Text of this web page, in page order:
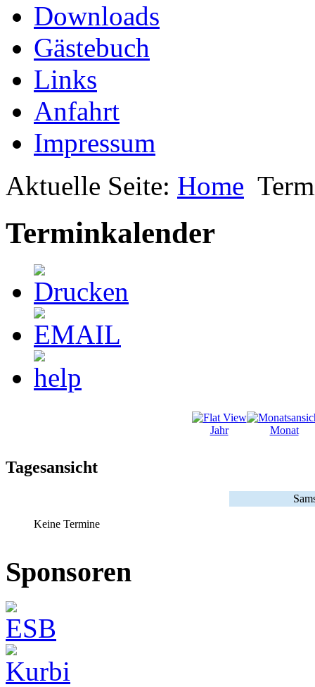
Downloads
Gästebuch
Links
Anfahrt
Impressum
Aktuelle Seite: Home
Terminkalender
Jahr Monat
Tagesansicht
Keine Termine
Sponsoren